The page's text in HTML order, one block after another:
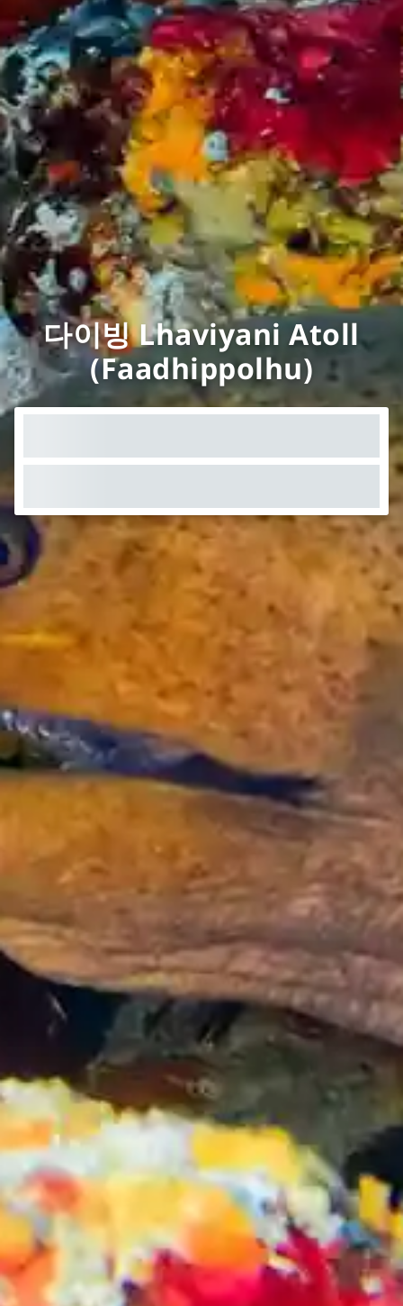
다이빙 Lhaviyani Atoll
(Faadhippolhu)